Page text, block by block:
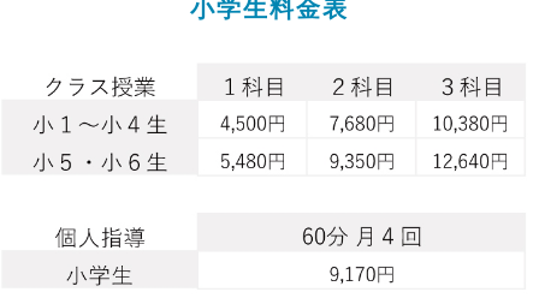
小学生料金表